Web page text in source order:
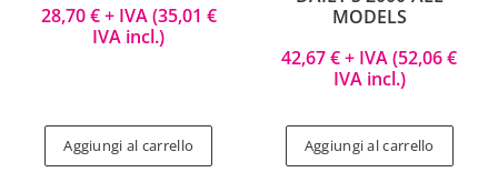
28,70€+ IVA (35,01 €
IVA incl.)
Aggiungi al carrello
MODELS
42,67€+ IVA (52,06€
IVA incl.)
Aggiungi al carrello